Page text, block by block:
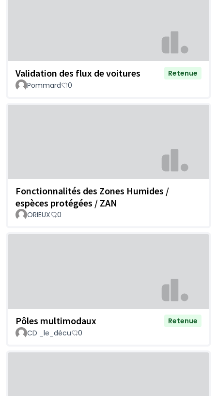
Validation des flux de voitures
Retenue
Pommard
0
Fonctionnalités des Zones Humides /
espèces protégées / ZAN
ORIEUX 0
Pôles multimodaux
Retenue
CD _le_décu
0